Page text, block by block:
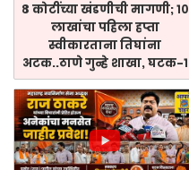
८ कोटींच्या खंडणीची मागणी; १०
लाखांचा पहिला हप्ता
स्वीकारताना तिघांना
अटक..ठाणे गुन्हे शाखा, घटक-१